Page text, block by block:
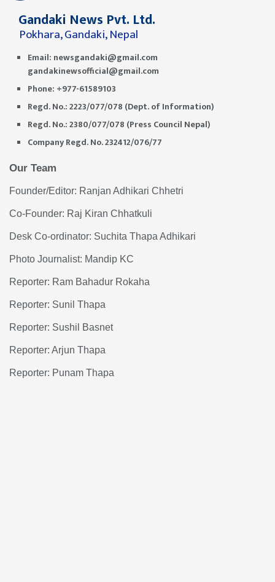
Gandaki News Pvt. Ltd.
Pokhara, Gandaki, Nepal
Email: newsgandaki@gmail.com
gandakinewsofficial@gmail.com
Phone: +977-61589103
Regd. No.: 2223/077/078 (Dept. of Information)
Regd. No.: 2380/077/078 (Press Council Nepal)
Company Regd. No. 232412/076/77
Our Team
Founder/Editor: Ranjan Adhikari Chhetri
Co-Founder: Raj Kiran Chhatkuli
Desk Co-ordinator: Suchita Thapa Adhikari
Photo Journalist: Mandip KC
Reporter: Ram Bahadur Rokaha
Reporter: Sunil Thapa
Reporter: Sushil Basnet
Reporter: Arjun Thapa
Reporter: Punam Thapa